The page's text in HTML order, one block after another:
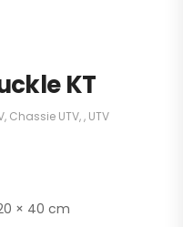
KT
, Chassie UTV,, UTV
× 40 cm